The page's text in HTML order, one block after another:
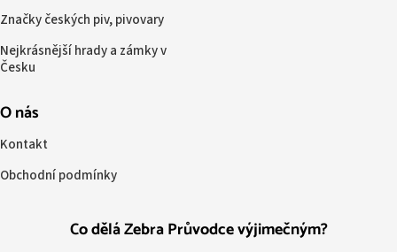
Co dělá Zebra Průvodce výjimečným?
Značky českých piv, pivovary
Nejkrásnější hrady a zámky v
Česku
O nás
Kontakt
Obchodní podmínky